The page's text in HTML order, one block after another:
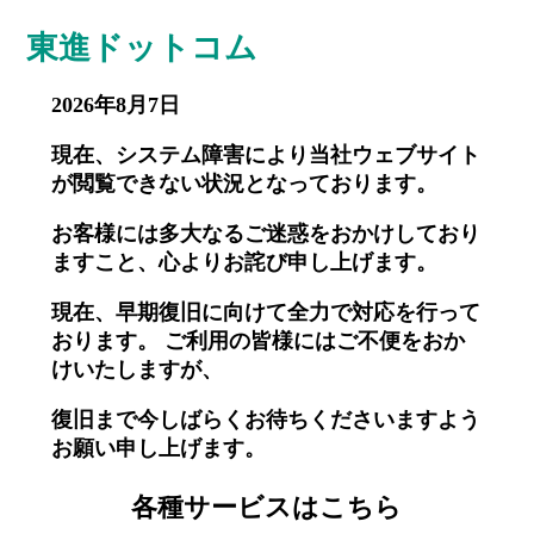
東進ドットコム
2026年8月7日
現在、システム障害により当社ウェブサイト
が閲覧できない状況となっております。
お客様には多大なるご迷惑をおかけしており
ますこと、心よりお詫び申し上げます。
現在、早期復旧に向けて全力で対応を行って
おります。 ご利用の皆様にはご不便をおか
けいたしますが、
復旧まで今しばらくお待ちくださいますよう
お願い申し上げます。
各種サービスはこちら